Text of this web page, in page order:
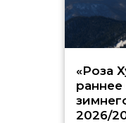
«Роза
2026/